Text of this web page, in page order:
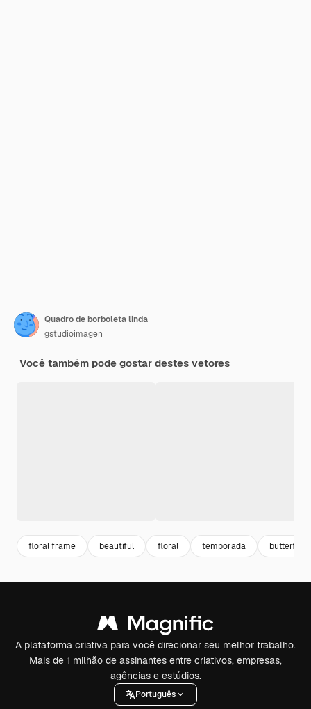
Quadro de borboleta linda
gstudioimagen
Você também pode gostar destes vetores
floral frame beautiful floral temporada butterflies
A plataforma criativa para você direcionar seu melhor trabalho.
Mais de 1 milhão de assinantes entre criativos, empresas,
agências e estúdios.
Português